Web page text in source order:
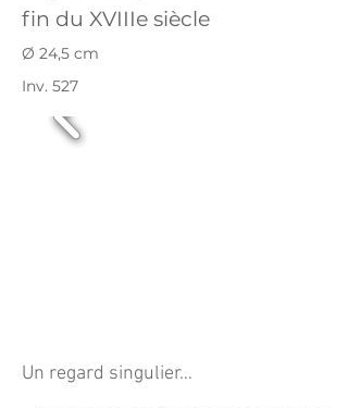
fin du XVIIIe siècle
Ø 24,5 cm
Inv. 527
Un regard singulier…